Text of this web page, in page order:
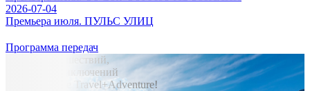
2026-07-04
Премьера июля. ПУЛЬС УЛИЦ
Программа передач
24 часа Путешествий,
365 дней Приключений
на телеканале Travel+Adventure!